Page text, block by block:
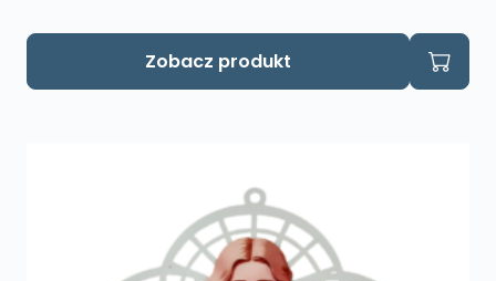
Zobacz produkt